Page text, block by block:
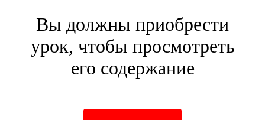
Вы должны приобрести
урок, чтобы просмотреть
его содержание